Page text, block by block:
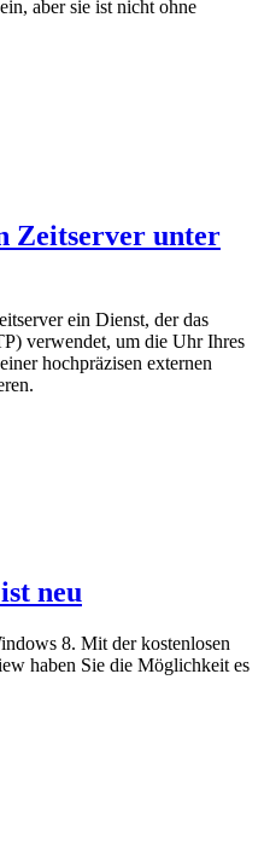
aber sie ist nicht ohne
Zeitserver unter
ein Dienst, der das
verwendet, um die Uhr Ihres
hochpräzisen externen
neu
8. Mit der kostenlosen
haben Sie die Möglichkeit es